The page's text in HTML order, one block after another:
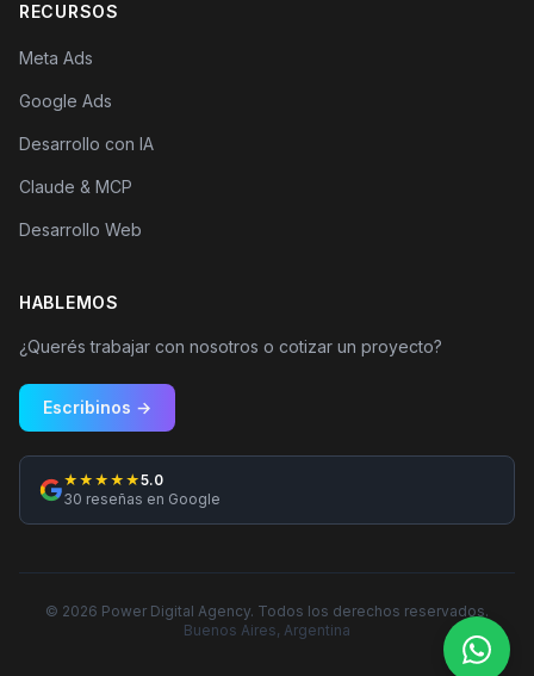
RECURSOS
Meta Ads
Google Ads
Desarrollo con IA
Claude & MCP
Desarrollo Web
HABLEMOS
¿Querés trabajar con nosotros o cotizar un proyecto?
Escribinos →
★★★★★5.0
30 reseñas en Google
© 2026 Power Digital Agency. Todos los derechos reservados.
Buenos Aires, Argentina